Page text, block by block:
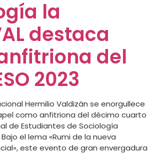
la
destaca
del
2023
Hermilio Valdizán se enorgullece
como anfitriona del décimo cuarto
de Estudiantes de Sociología
Bajo el lema «Rumi de la nueva
este evento de gran envergadura